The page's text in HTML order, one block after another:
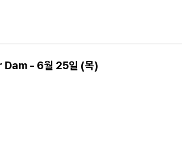
- 6월 25일 (목)